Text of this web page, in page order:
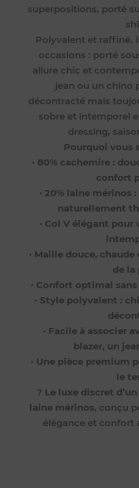
superpositions, porté
Polyvalent et raffiné,
occasions : porté
allure chic et
jean ou un chino
décontracté mais
sobre et intemporel
dressing,
Pourquoi vous
• 80% cachemire :
confort
• 20% laine mérinos
naturellement
• Col V élégant pour
• Maille douce,
de la
• Confort optimal
• Style polyvalent :
• Facile à associer
blazer, un
• Une pièce premium
le
? Le luxe discret
laine mérinos, conçu
élégance et confort